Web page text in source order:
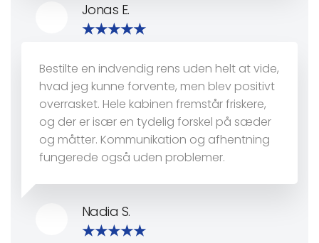
Jonas E.
Bestilte en indvendig rens uden helt at vide,
hvad jeg kunne forvente, men blev positivt
overrasket. Hele kabinen fremstår friskere,
og der er især en tydelig forskel på sæder
og måtter. Kommunikation og afhentning
fungerede også uden problemer.
Nadia S.